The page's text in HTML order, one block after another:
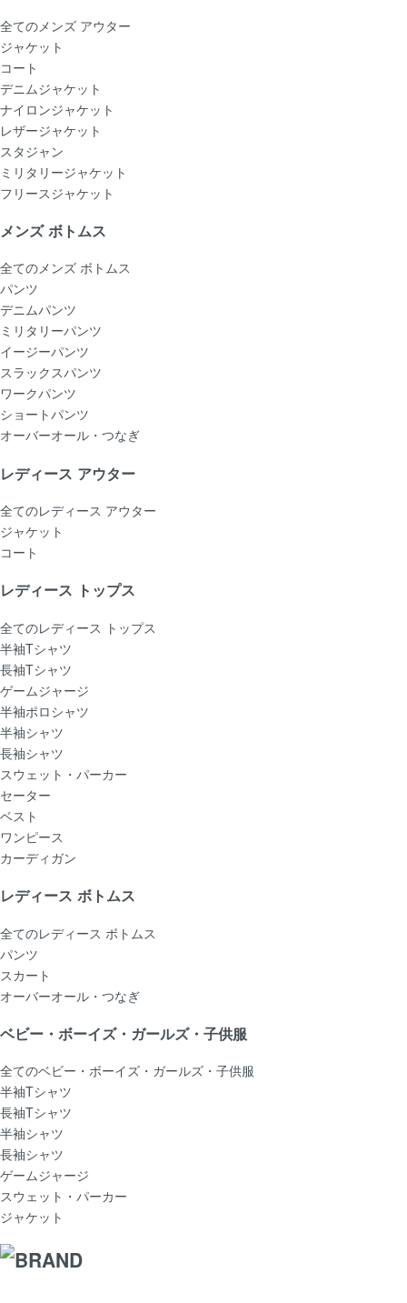
全てのメンズ アウター
ジャケット
コート
デニムジャケット
ナイロンジャケット
レザージャケット
スタジャン
ミリタリージャケット
フリースジャケット
メンズ ボトムス
全てのメンズ ボトムス
パンツ
デニムパンツ
ミリタリーパンツ
イージーパンツ
スラックスパンツ
ワークパンツ
ショートパンツ
オーバーオール・つなぎ
レディース アウター
全てのレディース アウター
ジャケット
コート
レディース トップス
全てのレディース トップス
半袖Tシャツ
長袖Tシャツ
ゲームジャージ
半袖ポロシャツ
半袖シャツ
長袖シャツ
スウェット・パーカー
セーター
ベスト
ワンピース
カーディガン
レディース ボトムス
全てのレディース ボトムス
パンツ
スカート
オーバーオール・つなぎ
ベビー・ボーイズ・ガールズ・子供服
全てのベビー・ボーイズ・ガールズ・子供服
半袖Tシャツ
長袖Tシャツ
半袖シャツ
長袖シャツ
ゲームジャージ
スウェット・パーカー
ジャケット